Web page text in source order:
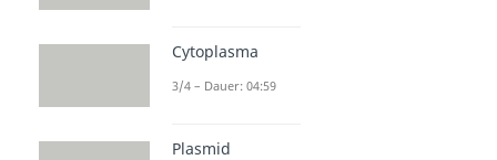
Cytoplasma
3/4 – Dauer: 04:59
Plasmid